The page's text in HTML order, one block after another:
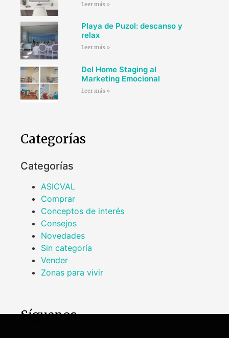
Leer más »
Playa de Puzol: descanso y
relax
Leer más »
Del Home Staging al
Marketing Emocional
Leer más »
Categorías
Categorías
ASICVAL
Comprar
Conceptos de interés
Consejos
Novedades
Sin categoría
Vender
Zonas para vivir
Síguenos